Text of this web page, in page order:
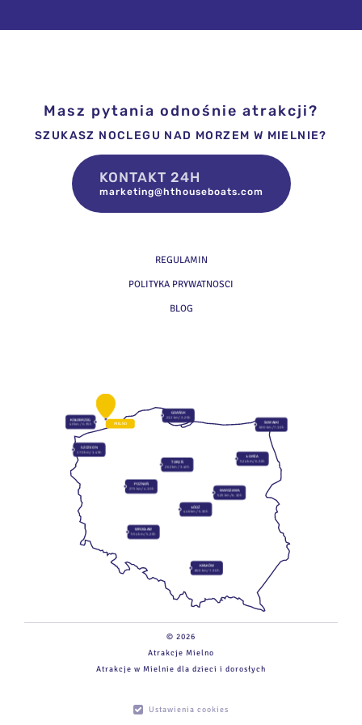
Masz pytania odnośnie atrakcji?
SZUKASZ NOCLEGU NAD MORZEM W MIELNIE?
KONTAKT 24H
marketing@hthouseboats.com
REGULAMIN
POLITYKA PRYWATNOSCI
BLOG
MIELNO SUWAŁKI
600 km / 7.10h
GDAŃSK
212 km / 3.25h
WARSZAWA
525 km / 6.10h
ŁOMŻA
524 km / 6.30h
ŁÓDŹ
446 km / 5.30h
KRAKÓW
800 km / 7.30h
WROCŁAW
554 km / 5.20h
POZNAŃ
275 km / 4.10h
SZCZECIN
170 km / 1.45h
KOŁOBRZEG
40 km / 0.35h
TORUŃ
262 km / 3.40h
© 2026
Atrakcje Mielno
Atrakcje w Mielnie dla dzieci i dorosłych
Ustawienia cookies